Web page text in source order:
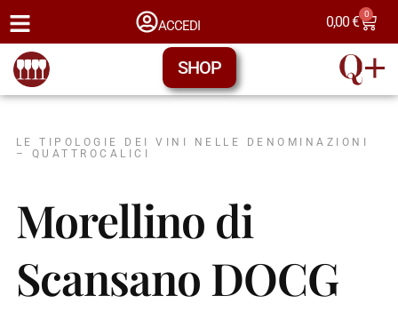
ACCEDI 0,00€ 0
SHOP
LE TIPOLOGIE DEI VINI NELLE DENOMINAZIONI
– QUATTROCALICI
Morellino di
Scansano DOCG